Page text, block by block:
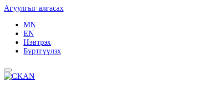
Агуулгыг алгасах
MN
EN
Нэвтрэх
Бүртгүүлэх